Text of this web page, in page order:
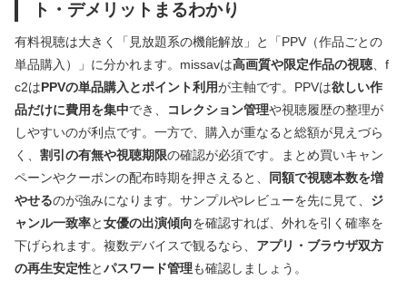
ト・デメリットまるわかり
有料視聴は大きく「見放題系の機能解放」と「PPV（作品ごとの
単品購入）」に分かれます。missavは高画質や限定作品の視聴、f
c2はPPVの単品購入とポイント利用が主軸です。PPVは欲しい作
品だけに費用を集中でき、 コレクション管理や視聴履歴の整理が
しやすいのが利点です。一方で、購入が重なると総額が見えづら
く、 割引の有無や視聴期限の確認が必須です。まとめ買いキャン
ペーンやクーポンの配布時期を押さえると、
同額で視聴本数を増
やせるのが強みになります。サンプルやレビューを先に見て、 ジ
ャンル一致率と女優の出演傾向を確認すれば、外れを引く確率を
下げられます。複数デバイスで観るなら、 アプリ・ブラウザ双方
の再生安定性とパスワード管理も確認しましょう。